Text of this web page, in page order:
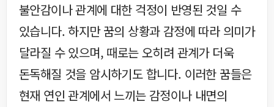
불안감이나 관계에 대한 걱정이 반영된 것일 수
있습니다. 하지만 꿈의 상황과 감정에 따라 의미가
달라질 수 있으며, 때로는 오히려 관계가 더욱
돈독해질 것을 암시하기도 합니다. 이러한 꿈들은
현재 연인 관계에서 느끼는 감정이나 내면의